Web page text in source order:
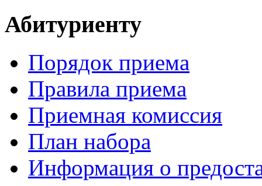
Абитуриенту
Порядок приема
Правила приема
Приемная комиссия
План набора
Информация о